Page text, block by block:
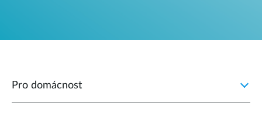
Pro domácnost